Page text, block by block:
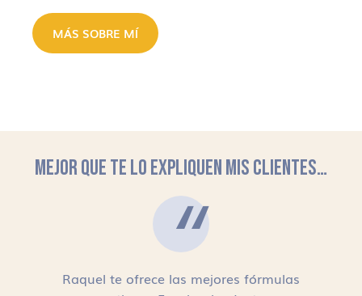
MÁS SOBRE MÍ
MEJOR QUE TE LO EXPLIQUEN MIS CLIENTES…
Raquel te ofrece las mejores fórmulas